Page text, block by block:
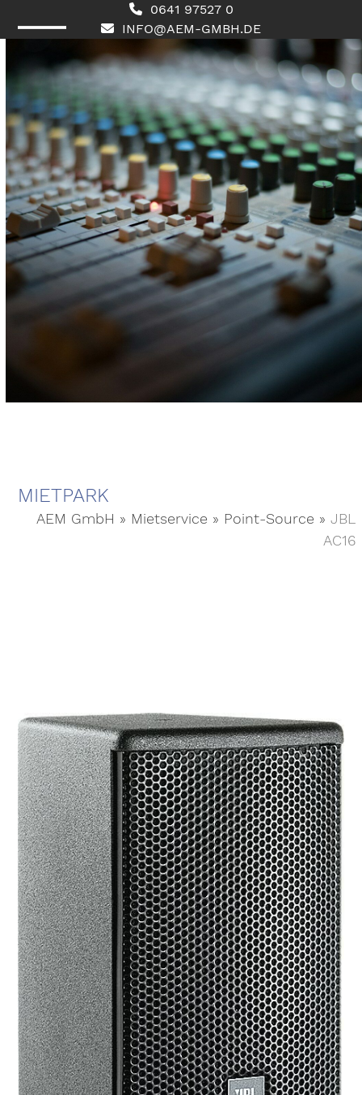
0641 97527 0
INFO@AEM-GMBH.DE
mobile
menu
mobile
menu
MIETPARK
AEM GmbH » Mietservice » Point-Source »JBL
AC16